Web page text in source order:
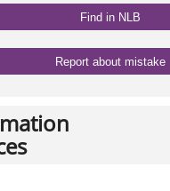
Find in NLB
Report about mistake